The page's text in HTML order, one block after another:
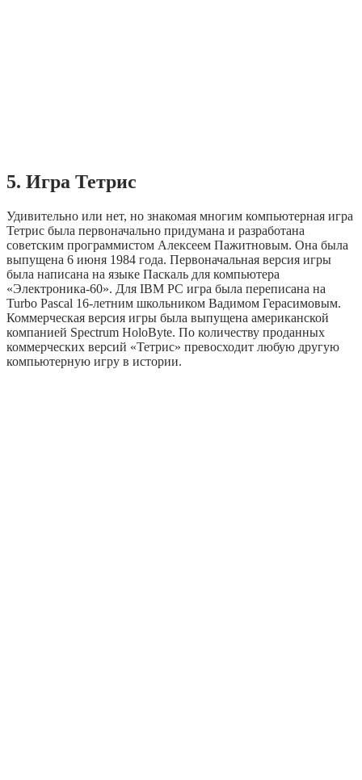
5. Игра Тетрис
Удивительно или нет, но знакомая многим компьютерная игра
Тетрис была первоначально придумана и разработана
советским программистом Алексеем Пажитновым. Она была
выпущена 6 июня 1984 года. Первоначальная версия игры
была написана на языке Паскаль для компьютера
«Электроника-60». Для IBM PC игра была переписана на
Turbo Pascal 16-летним школьником Вадимом Герасимовым.
Коммерческая версия игры была выпущена американской
компанией Spectrum HoloByte. По количеству проданных
коммерческих версий «Тетрис» превосходит любую другую
компьютерную игру в истории.